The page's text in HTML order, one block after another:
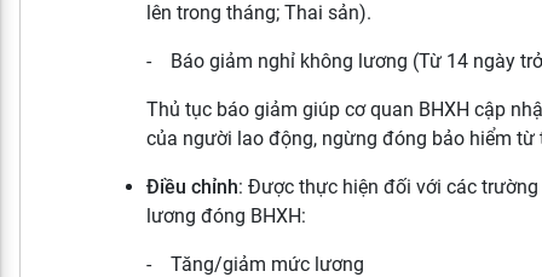
lên trong tháng; Thai sản).
- Báo giảm nghỉ không lương (Từ 14 ngày
Thủ tục báo giảm giúp cơ quan BHXH cập
của người lao động, ngừng đóng bảo hiểm
Điều chỉnh: Được thực hiện đối với các
lương đóng BHXH:
- Tăng/giảm mức lương